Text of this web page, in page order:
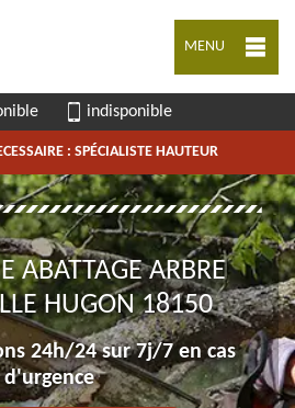
MENU
indisponible
: SPÉCIALISTE HAUTEUR
ABATTAGE ARBRE
HUGON 18150
24h/24 sur 7j/7 en cas
d'urgence